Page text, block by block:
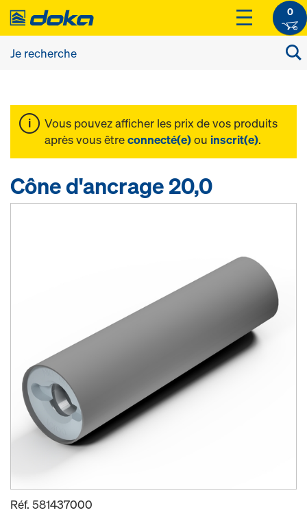
0
Vous pouvez afficher les prix de vos produits
après vous êtreconnecté(e)ou inscrit(e).
Cône d'ancrage 20,0
Réf. 581437000